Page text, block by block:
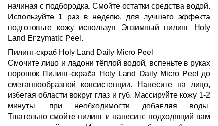
начиная с подбородка. Смойте остатки средства водой.
Используйте 1 раз в неделю, для лучшего эффекта
подготовьте кожу используя Энзимный пилинг Holy
Land Enzymatic Peel.
Пилинг-скраб Holy Land Daily Micro Peel
Смочите лицо и ладони тёплой водой, вспеньте в руках
порошок Пилинг-скраба Holy Land Daily Micro Peel до
сметаннообразной консистенции. Нанесите на лицо,
избегая области вокруг глаз и губ. Массируйте кожу 1-2
минуты, при необходимости добавляя воды.
Тщательно смойте пилинг и нанесите подходящий вам